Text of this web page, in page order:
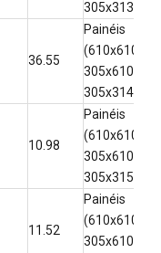
305x313)
36.55
Painéis
(610x610,
305x610,
305x314)
10.98
Painéis
(610x610,
305x610,
305x315)
11.52
Painéis
(610x610,
305x610,